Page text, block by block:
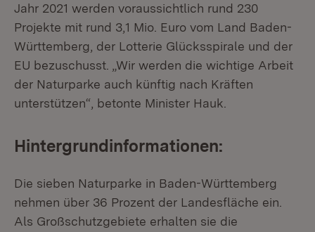
Jahr 2021 werden voraussichtlich rund 230
Projekte mit rund 3,1 Mio. Euro vom Land Baden-
Württemberg, der Lotterie Glücksspirale und der
EU bezuschusst. „Wir werden die wichtige Arbeit
der Naturparke auch künftig nach Kräften
unterstützen“, betonte Minister Hauk.
Hintergrundinformationen:
Die sieben Naturparke in Baden-Württemberg
nehmen über 36 Prozent der Landesfläche ein.
Als Großschutzgebiete erhalten sie die